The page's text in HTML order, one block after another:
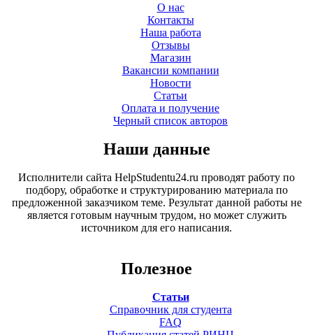
О нас
Контакты
Наша работа
Отзывы
Магазин
Вакансии компании
Новости
Статьи
Оплата и получение
Черный список авторов
Наши данные
Исполнители сайта HelpStudentu24.ru проводят работу по
подбору, обработке и структурированию материала по
предложенной заказчиком теме. Результат данной работы не
является готовым научным трудом, но может служить
источником для его написания.
Полезное
Статьи
Справочник для студента
FAQ